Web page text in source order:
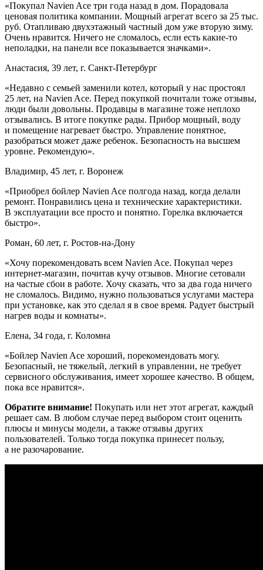
«Покупал Navien Ace три года назад в дом. Порадовала
ценовая политика компании. Мощный агрегат всего за 25 тыс.
руб. Отапливаю двухэтажный частный дом уже вторую зиму.
Очень нравится. Ничего не сломалось, если есть какие-то
неполадки, на панели все показывается значками».
Анастасия, 39 лет, г. Санкт-Петербург
«Недавно с семьей заменили котел, который у нас простоял
25 лет, на Navien Ace. Перед покупкой почитали тоже отзывы,
люди были довольны. Продавцы в магазине тоже неплохо
отзывались. В итоге покупке рады. Прибор мощный, воду
и помещение нагревает быстро. Управление понятное,
разобраться может даже ребенок. Безопасность на высшем
уровне. Рекомендую».
Владимир, 45 лет, г. Воронеж
«Приобрел бойлер Navien Ace полгода назад, когда делали
ремонт. Понравились цена и технические характеристики.
В эксплуатации все просто и понятно. Горелка включается
быстро».
Роман, 60 лет, г. Ростов-на-Дону
«Хочу порекомендовать всем Navien Ace. Покупал через
интернет-магазин, почитав кучу отзывов. Многие сетовали
на частые сбои в работе. Хочу сказать, что за два года ничего
не сломалось. Видимо, нужно пользоваться услугами мастера
при установке, как это сделал я в свое время. Радует быстрый
нагрев воды и комнаты».
Елена, 34 года, г. Коломна
«Бойлер Navien Ace хороший, порекомендовать могу.
Безопасный, не тяжелый, легкий в управлении, не требует
сервисного обслуживания, имеет хорошее качество. В общем,
пока все нравится».
Обратите внимание! Покупать или нет этот агрегат, каждый
решает сам. В любом случае перед выбором стоит оценить
плюсы и минусы модели, а также отзывы других
пользователей. Только тогда покупка принесет пользу,
а не разочарование.